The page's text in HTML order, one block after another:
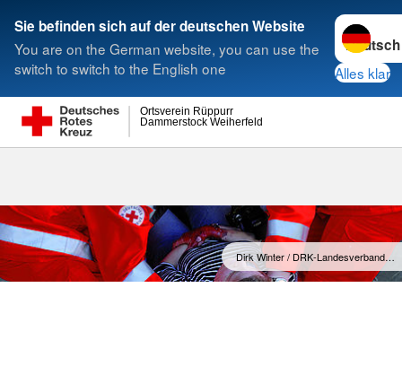
Sie befinden sich auf der deutschen Website
You are on the German website, you can use the
switch to switch to the English one
Sprache
Alles klar
Dammerstock Weiherfeld
Ortsverein Rüppurr
Suche
Dirk Winter / DRK-Landesverband…